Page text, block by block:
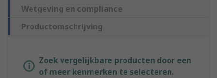
Wetgeving en compliance
Productomschrijving
Zoek vergelijkbare producten door een
of meer kenmerken te selecteren.